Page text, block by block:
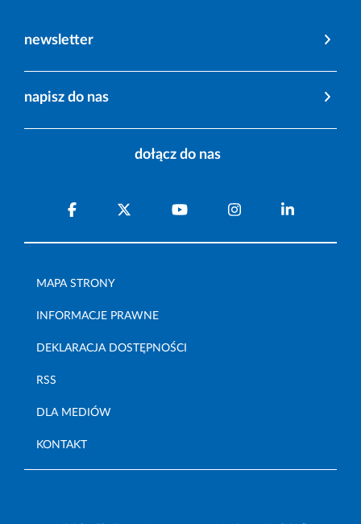
newsletter
napisz do nas
dołącz do nas
MAPA STRONY
INFORMACJE PRAWNE
DEKLARACJA DOSTĘPNOŚCI
RSS
DLA MEDIÓW
KONTAKT